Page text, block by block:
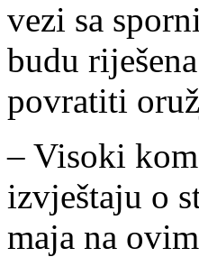
vezi sa
budu
povratiti
– Visoki
izvještaju o
maja na